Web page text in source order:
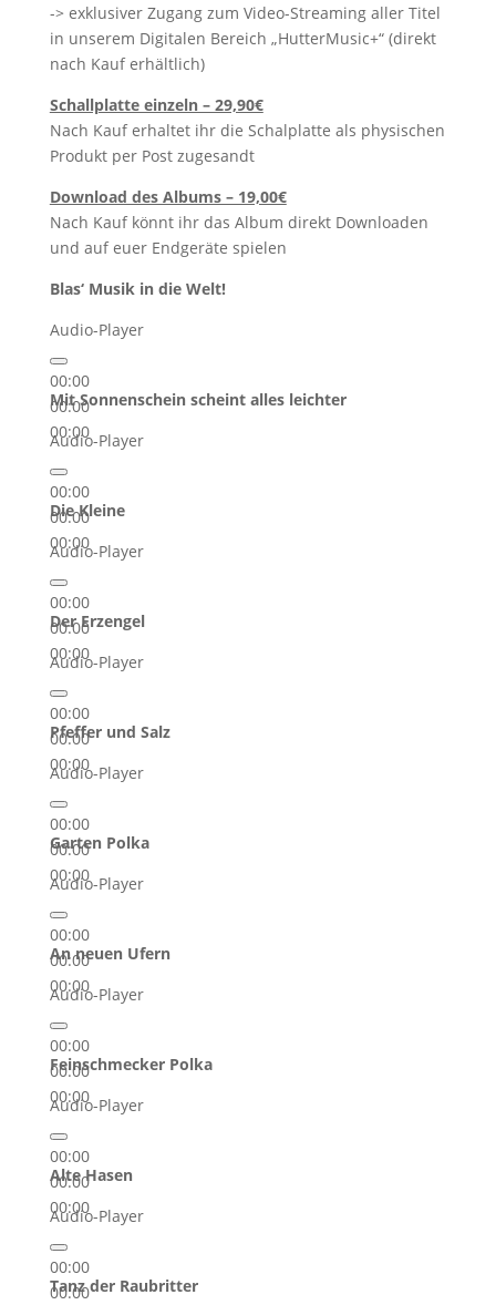
-> exklusiver Zugang zum Video-Streaming aller Titel
in unserem Digitalen Bereich „HutterMusic+“ (direkt
nach Kauf erhältlich)
Schallplatte einzeln – 29,90€
Nach Kauf erhaltet ihr die Schalplatte als physischen
Produkt per Post zugesandt
Download des Albums – 19,00€
Nach Kauf könnt ihr das Album direkt Downloaden
und auf euer Endgeräte spielen
Blas‘ Musik in die Welt!
Audio-Player
00:00
00:00
00:00
Mit Sonnenschein scheint alles leichter
Audio-Player
00:00
00:00
00:00
Die Kleine
Audio-Player
00:00
00:00
00:00
Der Erzengel
Audio-Player
00:00
00:00
00:00
Pfeffer und Salz
Audio-Player
00:00
00:00
00:00
Garten Polka
Audio-Player
00:00
00:00
00:00
An neuen Ufern
Audio-Player
00:00
00:00
00:00
Feinschmecker Polka
Audio-Player
00:00
00:00
00:00
Alte Hasen
Audio-Player
00:00
00:00
Tanz der Raubritter